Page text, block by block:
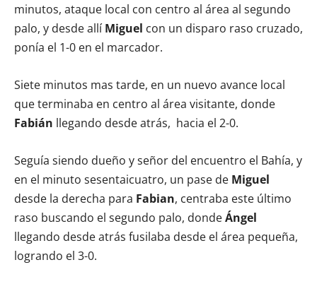
minutos, ataque local con centro al área al segundo
palo, y desde allíMiguel con un disparo raso cruzado,
ponía el 1-0 en el marcador.
Siete minutos mas tarde, en un nuevo avance local
que terminaba en centro al área visitante, donde
Fabián llegando desde atrás, hacia el 2-0.
Seguía siendo dueño y señor del encuentro el Bahía, y
en el minuto sesentaicuatro, un pase de Miguel
desde la derecha para Fabian, centraba este último
raso buscando el segundo palo, dondeÁngel
llegando desde atrás fusilaba desde el área pequeña,
logrando el 3-0.